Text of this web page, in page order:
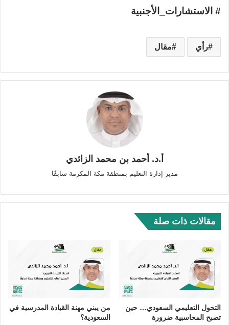
# الاستشارات_الأجنبية
رأي مقال
أ.د. أحمد بن محمد الزائدي
مدير إدارة التعليم بمنطقة مكة المكرمة سابقًا
مقالات ذات صلة
التحول التعليمي السعودي… حين
تصبح المحاسبية ضرورة
من يبني مهنة القيادة المدرسية في
السعودية؟